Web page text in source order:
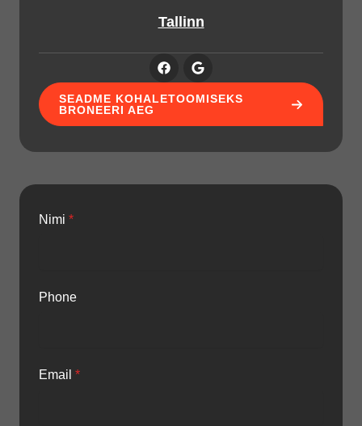
Tallinn
SEADME KOHALETOOMISEKS
BRONEERI AEG
Nimi *
Phone
Email *